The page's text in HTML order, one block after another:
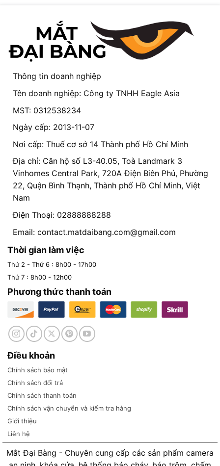
Thông tin doanh nghiệp
Tên doanh nghiệp: Công ty TNHH Eagle Asia
MST: 0312538234
Ngày cấp: 2013-11-07
Nơi cấp: Thuế cơ sở 14 Thành phố Hồ Chí Minh
Địa chỉ: Căn hộ số L3-40.05, Toà Landmark 3
Vinhomes Central Park, 720A Điện Biên Phủ, Phường
22, Quận Bình Thạnh, Thành phố Hồ Chí Minh, Việt
Nam
Điện Thoại: 02888888288
Email: contact.matdaibang.com@gmail.com
Thời gian làm việc
Thứ 2 - Thứ 6 : 8h00 - 17h00
Thứ 7 : 8h00 - 12h00
Phương thức thanh toán
Điều khoản
Chính sách bảo mật
Chính sách đổi trả
Chính sách thanh toán
Chính sách vận chuyển và kiểm tra hàng
Giới thiệu
Liên hệ
Mắt Đại Bàng - Chuyên cung cấp các sản phẩm camera